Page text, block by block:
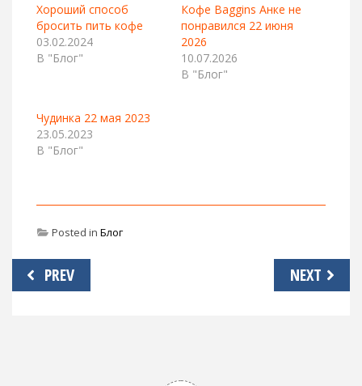
Хороший способ
бросить пить кофе
03.02.2024
В "Блог"
Кофе Baggins Анке не
понравился 22 июня
2026
10.07.2026
В "Блог"
Чудинка 22 мая 2023
23.05.2023
В "Блог"
Posted in Блог
Навигация
по
PREV NEXT